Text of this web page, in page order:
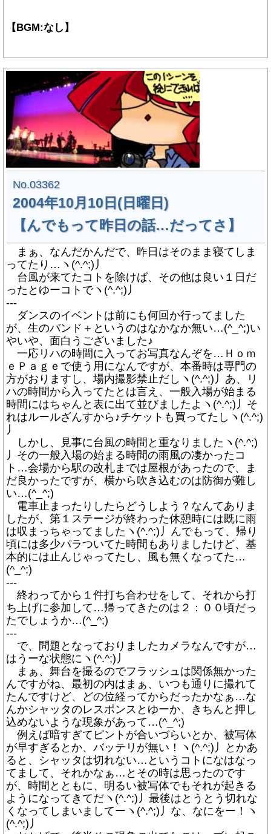
【BGM:なし】
No.03362
2004年10月10日(日曜日)
【んでもって昨日の話…だってさ】
まぁ、なんだかんだで、昨日はそのまま寝てしま
ってたり…ヽ(^.^;)丿
台風が来てたコトを除けば、その他は良い１日だ
ったとゆーコトでヽ(^.^;)丿
---
ダンスのイベントは前にも何回か行ってました
が、生のバンド＋というのはなかなか無い…(^_^;)い
やいや、面白うございました♪
一応リハの時間に入ってお写真なんぞを…Ｈｏｍ
ｅＰａｇｅで使う用になんですが、本番時は専門の
方がおりますし、場内撮影禁止だしヽ(^.^;)丿あ、リ
ハの時間から入ってたとは言え、一般入場が始まる
時間にはちゃんと表に出て並びましたよヽ(^.^;)丿そ
れはルールざんすから♪チケットも買ってたしヽ(^.^;)
丿
しかし、見事に台風の時間と重なりましたヽ(^.^;)
丿その一般入場の始まる時間の雨風の凄かったコ
ト…会場から駅の改札までは屋根があったので、ま
だ良かったですが、横から吹き込むのは防御が難し
い…(^_^;)
電車止まったりしたらどうしよう？なんてありま
したが、第１ステージが終わった休憩時には既に雨
は収まっちゃってましたヽ(^.^;)丿んでもって、帰り
頃には多少パラついてた時間もありましたけど、基
本的には止んじゃってたし、風も無くなってた…
(^_^;)
---
終わってから１件打ち合わせをして、それから打
ち上げに参加して…帰ってきたのは２：００頃だっ
たでしょうか…(^_^;)
---
で、問題となっておりましたカメラなんですが…
はうーな状態にヽ(^.^;)丿
まぁ、舞台を撮るのでフラッシュは関係無かった
んですがね、最初の内はまぁ、いつも通りに撮れて
たんですけど、どの位経ってからだったかなぁ…な
んかシャッタのレスポンスとゆーか、きちんと押し
込めないような現象があって…(^_^;)
例えば暗すぎてピントが合いづらいとか、被写体
が早すぎるとか、バッテリが無い！ヽ(^.^;)丿とかあ
ると、シャッタは切れない…というコトになはなっ
てまして、それかなぁ…とその時は思ったのです
が、時間とともに、明るい被写体でもそれが起きる
ようになってきてだヽ(^.^;)丿最後はとうとう切れな
くなってしまいましてーヽ(^.^;)丿な、なにをー！ヽ
(^.^;)丿